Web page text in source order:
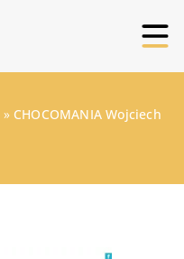
» CHOCOMANIA Wojciech